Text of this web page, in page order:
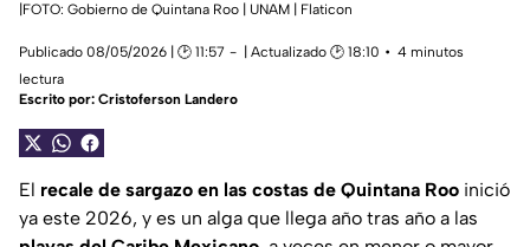
|FOTO: Gobierno de Quintana Roo | UNAM | Flaticon
Publicado 08/05/2026 | 🕑 11:57 | Actualizado 🕑 18:10
4 minutos
lectura
Escrito por: Cristoferson Landero
El recale de sargazo en las costas de Quintana Roo inició
ya este 2026, y es un alga que llega año tras año a las